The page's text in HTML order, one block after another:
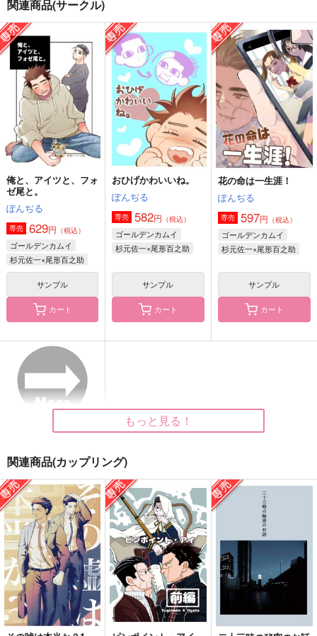
夕映えの輪郭
もち米
472円（税込）
杉元佐一×尾形百之助
サンプル
作品詳細
フォゼになったヤマネ
コ
Clo*Reco
715円（税込）
杉元佐一×尾形百之助
サンプル
作品詳細
俺があいつで以下略。
サラマンダー倶楽部
944円（税込）
杉元佐一×尾形百之助
サンプル
作品詳細
白い夜
ＭＥＳＡ
629円（税込）
杉元佐一×尾形百之助
サンプル サンプル サンプル
関連商品(サークル)
俺と、アイツと、フォ
ゼ尾と。
ぽんぢる
専売 629円 （税込）
ゴールデンカムイ
杉元佐一×尾形百之助
サンプル
カート
おひげかわいいね。
ぽんぢる
専売 582円 （税込）
ゴールデンカムイ
杉元佐一×尾形百之助
サンプル
カート
花の命は一生涯！
ぽんぢる
専売 597円 （税込）
ゴールデンカムイ
杉元佐一×尾形百之助
サンプル
カート
もっと見る！
関連商品(カップリング)